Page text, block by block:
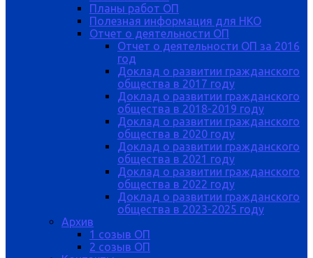
Планы работ ОП
Полезная информация для НКО
Отчет о деятельности ОП
Отчет о деятельности ОП за 2016
год
Доклад о развитии гражданского
общества в 2017 году
Доклад о развитии гражданского
общества в 2018-2019 году
Доклад о развитии гражданского
общества в 2020 году
Доклад о развитии гражданского
общества в 2021 году
Доклад о развитии гражданского
общества в 2022 году
Доклад о развитии гражданского
общества в 2023-2025 году
Архив
1 созыв ОП
2 созыв ОП